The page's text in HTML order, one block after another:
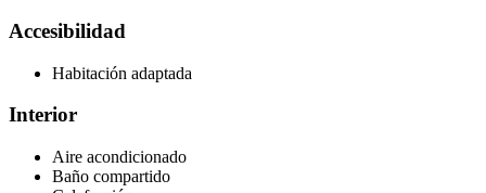
Accesibilidad
Habitación adaptada
Interior
Aire acondicionado
Baño compartido